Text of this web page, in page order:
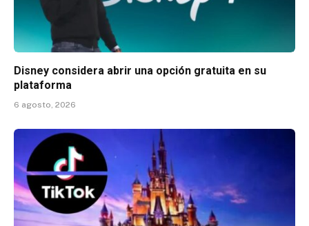
Disney considera abrir una opción gratuita en su
plataforma
6 agosto, 2026